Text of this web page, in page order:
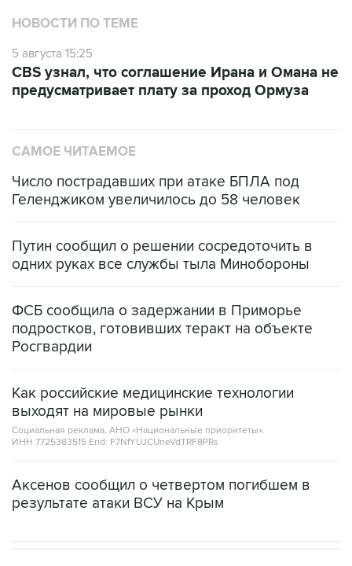
НОВОСТИ ПО ТЕМЕ
5 августа 15:25
CBS узнал, что соглашение Ирана и Омана не
предусматривает плату за проход Ормуза
САМОЕ ЧИТАЕМОЕ
Число пострадавших при атаке БПЛА под
Геленджиком увеличилось до 58 человек
Путин сообщил о решении сосредоточить в
одних руках все службы тыла Минобороны
ФСБ сообщила о задержании в Приморье
подростков, готовивших теракт на объекте
Росгвардии
Как российские медицинские технологии
выходят на мировые рынки
Социальная реклама, АНО «Национальные приоритеты».
ИНН 7725383515 Erid: F7NfYUJCUneVdTRF8PRs
Аксенов сообщил о четвертом погибшем в
результате атаки ВСУ на Крым